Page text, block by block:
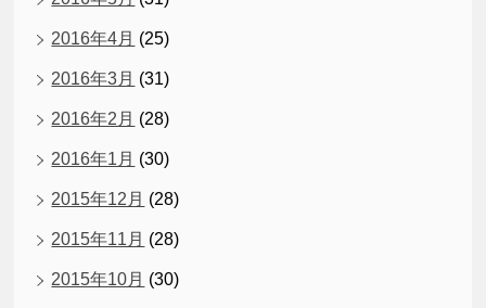
2016年4月 (25)
2016年3月 (31)
2016年2月 (28)
2016年1月 (30)
2015年12月 (28)
2015年11月 (28)
2015年10月 (30)